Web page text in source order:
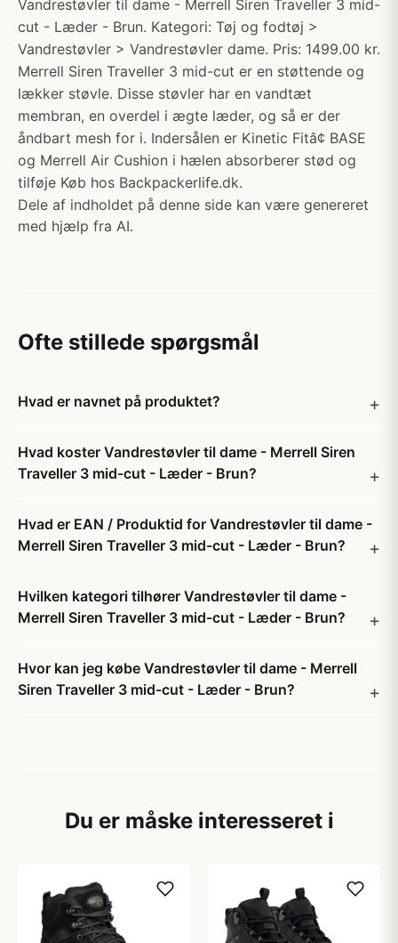
Vandrestøvler til dame - Merrell Siren Traveller 3 mid-
cut - Læder - Brun. Kategori: Tøj og fodtøj >
Vandrestøvler > Vandrestøvler dame. Pris: 1499.00 kr.
Merrell Siren Traveller 3 mid-cut er en støttende og
lækker støvle. Disse støvler har en vandtæt
membran, en overdel i ægte læder, og så er der
åndbart mesh for i. Indersålen er Kinetic Fitâ¢ BASE
og Merrell Air Cushion i hælen absorberer stød og
tilføje Køb hos Backpackerlife.dk.
Dele af indholdet på denne side kan være genereret
med hjælp fra AI.
Ofte stillede spørgsmål
Hvad er navnet på produktet?
Hvad koster Vandrestøvler til dame - Merrell Siren
Traveller 3 mid-cut - Læder - Brun?
Hvad er EAN / Produktid for Vandrestøvler til dame -
Merrell Siren Traveller 3 mid-cut - Læder - Brun?
Hvilken kategori tilhører Vandrestøvler til dame -
Merrell Siren Traveller 3 mid-cut - Læder - Brun?
Hvor kan jeg købe Vandrestøvler til dame - Merrell
Siren Traveller 3 mid-cut - Læder - Brun?
Du er måske interesseret i